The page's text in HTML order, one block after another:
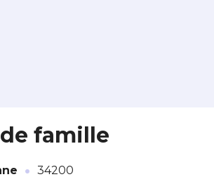
de cette œuvre
famille
· 34200